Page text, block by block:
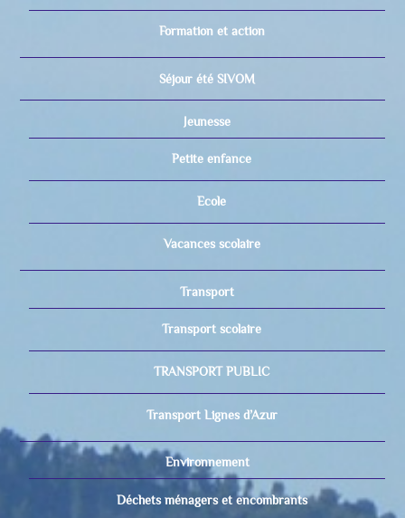
Formation et action
Séjour été SIVOM
Jeunesse
Petite enfance
Ecole
Vacances scolaire
Transport
Transport scolaire
TRANSPORT PUBLIC
Transport Lignes d’Azur
Environnement
Déchets ménagers et encombrants